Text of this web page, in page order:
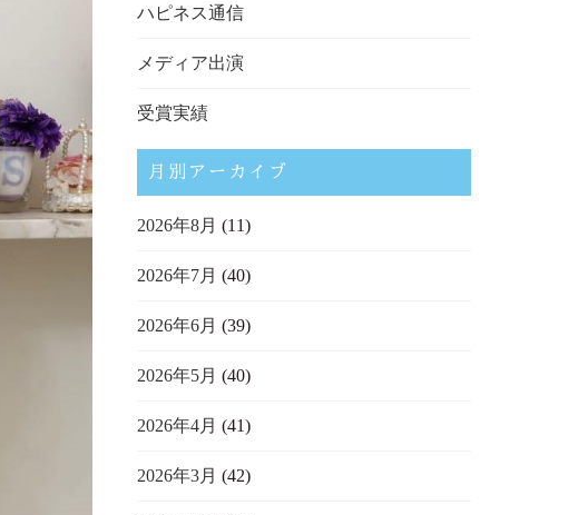
ハピネス通信
メディア出演
受賞実績
月別アーカイブ
2026年8月 (11)
2026年7月 (40)
2026年6月 (39)
2026年5月 (40)
2026年4月 (41)
2026年3月 (42)